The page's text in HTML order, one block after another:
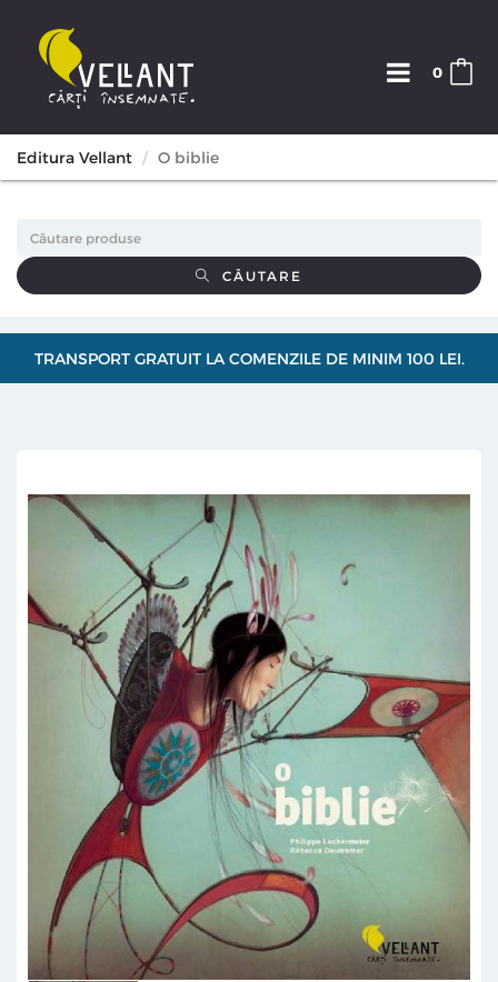
0
Editura Vellant O biblie
CĂUTARE
TRANSPORT GRATUIT LA COMENZILE DE MINIM 100 LEI.